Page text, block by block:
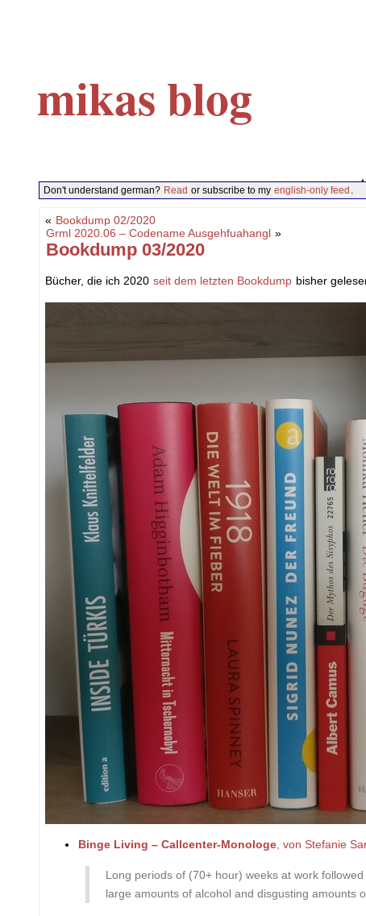
mikas blog
Don't understand german? Read or subscribe to my english-only feed
« Bookdump 02/2020
Grml 2020.06 – Codename Ausgehfuahangl »
Bookdump 03/2020
Bücher, die ich 2020 seit dem letzten Bookdump bisher
Binge Living – Callcenter-Monologe , von Stefanie
Long periods of (70+ hour) weeks at work
large amounts of alcohol and disgusting amounts